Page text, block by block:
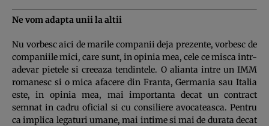
Ne vom adapta unii la altii
Nu vorbesc aici de marile companii deja prezente, vorbesc de
companiile mici, care sunt, in opinia mea, cele ce misca intr-
adevar pietele si creeaza tendintele. O alianta intre un IMM
romanesc si o mica afacere din Franta, Germania sau Italia
este, in opinia mea, mai importanta decat un contract
semnat in cadru oficial si cu consiliere avocateasca. Pentru
ca implica legaturi umane, mai intime si mai de durata decat